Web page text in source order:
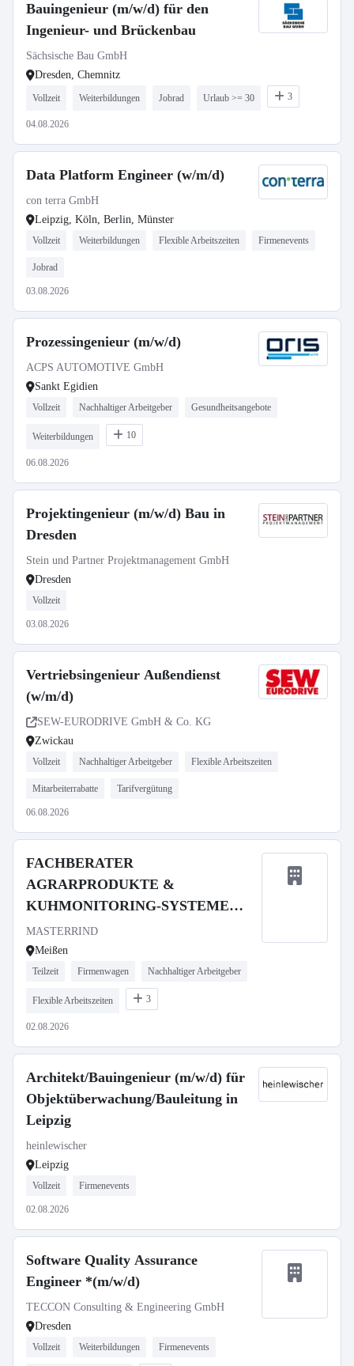
Bauingenieur (m/w/d) für den
Ingenieur- und Brückenbau
Sächsische Bau GmbH
Dresden, Chemnitz
Vollzeit Weiterbildungen Jobrad Urlaub >= 30 3
04.08.2026
Data Platform Engineer (w/m/d)
con terra GmbH
Leipzig, Köln, Berlin, Münster
Vollzeit Weiterbildungen Flexible Arbeitszeiten Firmenevents
Jobrad
03.08.2026
Prozessingenieur (m/w/d)
ACPS AUTOMOTIVE GmbH
Sankt Egidien
Vollzeit Nachhaltiger Arbeitgeber Gesundheitsangebote
Weiterbildungen 10
06.08.2026
Projektingenieur (m/w/d) Bau in
Dresden
Stein und Partner Projektmanagement GmbH
Dresden
Vollzeit
03.08.2026
Vertriebsingenieur Außendienst
(w/m/d)
SEW-EURODRIVE GmbH & Co. KG
Zwickau
Vollzeit Nachhaltiger Arbeitgeber Flexible Arbeitszeiten
Mitarbeiterrabatte Tarifvergütung
06.08.2026
FACHBERATER
AGRARPRODUKTE &
KUHMONITORING-SYSTEME
(M/W/D) in der Region Sachsen (30
Std./Woche)
MASTERRIND
Meißen
Teilzeit Firmenwagen Nachhaltiger Arbeitgeber
Flexible Arbeitszeiten 3
02.08.2026
Architekt/Bauingenieur (m/w/d) für
Objektüberwachung/Bauleitung in
Leipzig
heinlewischer
Leipzig
Vollzeit Firmenevents
02.08.2026
Software Quality Assurance
Engineer *(m/w/d)
TECCON Consulting & Engineering GmbH
Dresden
Vollzeit Weiterbildungen Firmenevents